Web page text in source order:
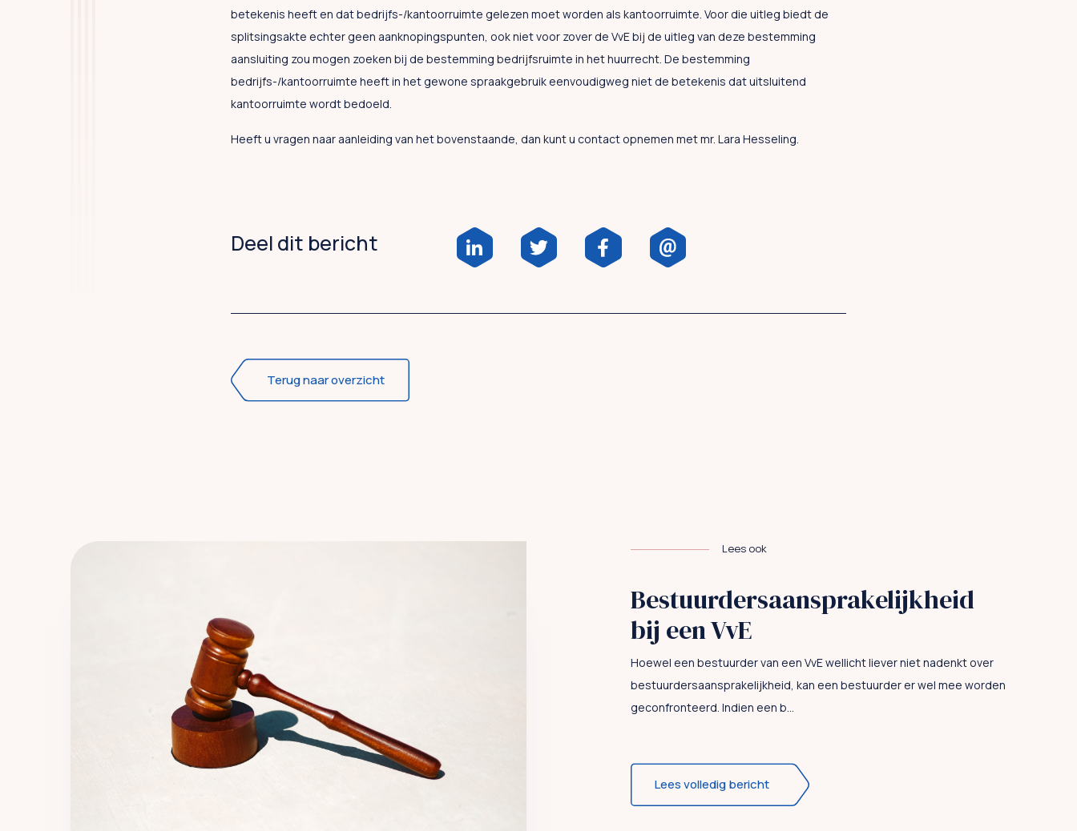
betekenis heeft en dat bedrijfs-/kantoorruimte gelezen moet worden als kantoorruimte. Voor die uitleg biedt de
splitsingsakte echter geen aanknopingspunten, ook niet voor zover de VvE bij de uitleg van deze bestemming
aansluiting zou mogen zoeken bij de bestemming bedrijfsruimte in het huurrecht. De bestemming
bedrijfs-/kantoorruimte heeft in het gewone spraakgebruik eenvoudigweg niet de betekenis dat uitsluitend
kantoorruimte wordt bedoeld.
Heeft u vragen naar aanleiding van het bovenstaande, dan kunt u contact opnemen met mr. Lara Hesseling.
Deel dit bericht
Terug naar overzicht
Lees ook
Bestuurdersaansprakelijkheid
bij een VvE
Hoewel een bestuurder van een VvE wellicht liever niet nadenkt over
bestuurdersaansprakelijkheid, kan een bestuurder er wel mee worden
geconfronteerd. Indien een b...
Lees volledig bericht